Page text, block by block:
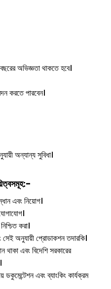
অভিজ্ঞতা থাকতে হবে।
করতে পারবেন।
অন্যান্য সুবিধা।
এবং নিয়োগ।
করা।
সেই অনুযায়ী প্রোডাকশন তদারকি।
থাকা এবং বিদেশি সরকারের
ডকুমেন্টেশন এবং ব্যাংকিং কার্যক্রম